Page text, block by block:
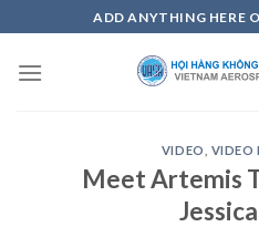
to
content
ADD ANYTHING HERE
VIDEO VIDEO
Meet Artemis